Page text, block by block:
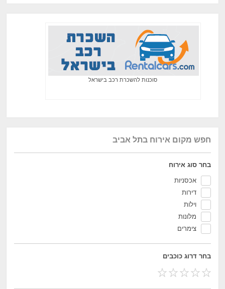
חפש מקום אירוח בתל אביב
בחר סוג אירוח
אכסניות
דירות
וילות
מלונות
צימרים
בחר דרוג כוכבים
סוכנות להשכרת רכב בישראל